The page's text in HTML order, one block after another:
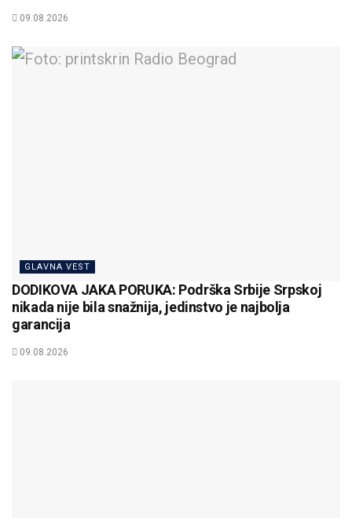
09.08.2026
GLAVNA VEST
DODIKOVA JAKA PORUKA: Podrška Srbije Srpskoj
nikada nije bila snažnija, jedinstvo je najbolja
garancija
09.08.2026